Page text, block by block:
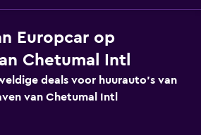
Europcar op
Chetumal Intl
deals voor huurauto's van
van Chetumal Intl